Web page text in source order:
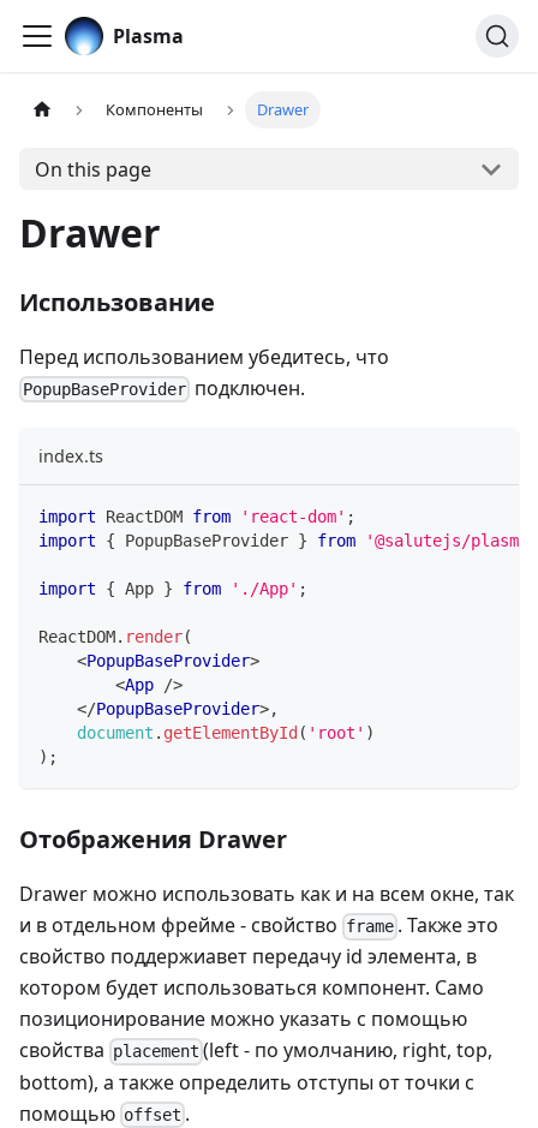
Plasma
Компоненты Drawer
On this page
Drawer
Использование
Перед использованием убедитесь, что
PopupBaseProvider подключен.
index.ts
import ReactDOM from 'react-dom' ;
import
{ PopupBaseProvider } from '@salutejs/
import { App } from './App' ;
ReactDOM. render(
<PopupBaseProvider>
<App />
</PopupBaseProvider>,
document . getElementById ( 'root' )
) ;
Отображения Drawer
Drawer можно использовать как и на всем окне, так
и в отдельном фрейме - свойство frame . Также это
свойство поддержиавет передачу id элемента, в
котором будет использоваться компонент. Само
позиционирование можно указать с помощью
свойства placement (left - по умолчанию, right, top,
bottom), а также определить отступы от точки с
помощью offset .